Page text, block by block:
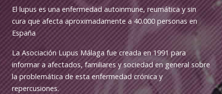
00:15
El lupus es una enfermedad autoinmune, reumática y sin
cura que afecta aproximadamente a 40.000 personas en
España
La Asociación Lupus Málaga fue creada en 1991 para
informar a afectados, familiares y sociedad en general sobre
la problemática de esta enfermedad crónica y
repercusiones.